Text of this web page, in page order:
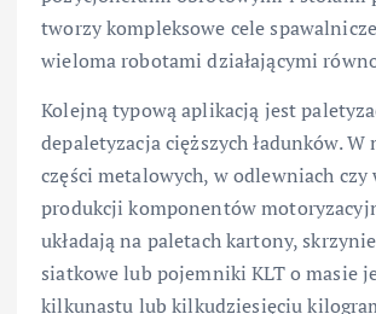
tworzy kompleksowe cele
wieloma robotami działającymi
Kolejną typową aplikacją jest
depaletyzacja cięższych ładunków. W
części metalowych, w odlewniach czy
produkcji komponentów
układają na paletach kartony,
siatkowe lub pojemniki KLT o masie
kilkunastu lub kilkudziesięciu